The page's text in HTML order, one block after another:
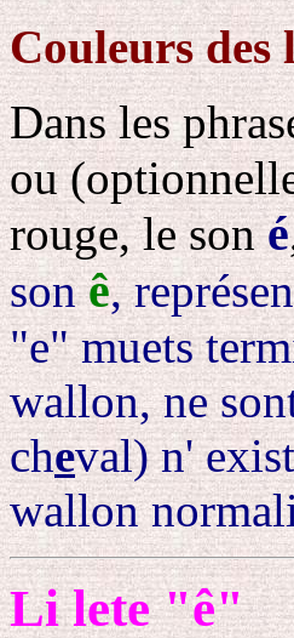
Couleurs des
Dans les
ou
rouge, le soné
sonê,
"e" muets
wallon, ne
cheval) n'
wallon
Li lete "ê"